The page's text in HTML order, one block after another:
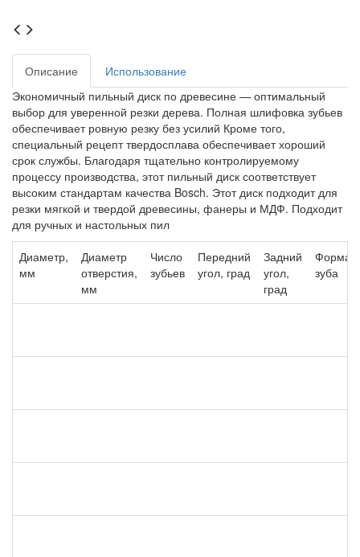
Описание
Использование
Экономичный пильный диск по древесине — оптимальный
выбор для уверенной резки дерева. Полная шлифовка зубьев
обеспечивает ровную резку без усилий Кроме того,
специальный рецепт твердосплава обеспечивает хороший
срок службы. Благодаря тщательно контролируемому
процессу производства, этот пильный диск соответствует
высоким стандартам качества Bosch. Этот диск подходит для
резки мягкой и твердой древесины, фанеры и МДФ. Подходит
для ручных и настольных пил
Диаметр,
мм
Диаметр
отверстия,
мм
Число
зубьев
Передний
угол, град
Задний
угол,
град
Форма
зуба